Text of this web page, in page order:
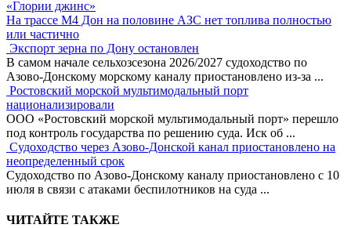
«Глории джинс»
На трассе М4 Дон на половине АЗС нет топлива полностью
или частично
Экспорт зерна по Дону остановлен
В самом начале сельхозсезона 2026/2027 судоходство по
Азово-Донскому морскому каналу приостановлено из-за ...
Ростовский морской мультимодальный порт
национализировали
ООО «Ростовский морской мультимодальный порт» перешло
под контроль государства по решению суда. Иск об ...
Судоходство через Азово-Донской канал приостановлено на
неопределенный срок
Судоходство по Азово-Донскому каналу приостановлено с 10
июля в связи с атаками беспилотников на суда ...
ЧИТАЙТЕ ТАКЖЕ